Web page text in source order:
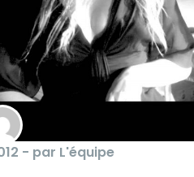
- par L'équipe